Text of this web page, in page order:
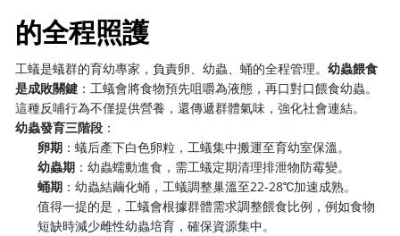
的全程照護
工蟻是蟻群的育幼專家，負責卵、幼蟲、蛹的全程管理。幼蟲餵食
是成敗關鍵 ：工蟻會將食物預先咀嚼為液態，再口對口餵食幼蟲。
這種反哺行為不僅提供營養，還傳遞群體氣味，強化社會連結。
幼蟲發育三階段 ：
卵期 ：蟻后產下白色卵粒，工蟻集中搬運至育幼室保溫。
幼蟲期 ：幼蟲蠕動進食，需工蟻定期清理排泄物防霉變。
蛹期 ：幼蟲結繭化蛹，工蟻調整巢溫至22-28℃加速成熟。
值得一提的是，工蟻會根據群體需求調整餵食比例，例如食物
短缺時減少雌性幼蟲培育，確保資源集中。